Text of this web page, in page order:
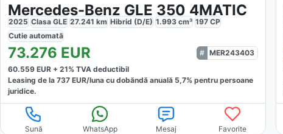
Mercedes-Benz GLE 350 4MATIC
2025 Clasa GLE 27.241 km Hibrid (D/E) 1.993 cm³ 197 CP
Cutie automată
73.276 EUR
MER243403
60.559 EUR + 21% TVA deductibil
Leasing de la 737 EUR/luna cu dobăndă anuală 5,7% pentru persoane
juridice.
Sună WhatsApp Mesaj Favorite